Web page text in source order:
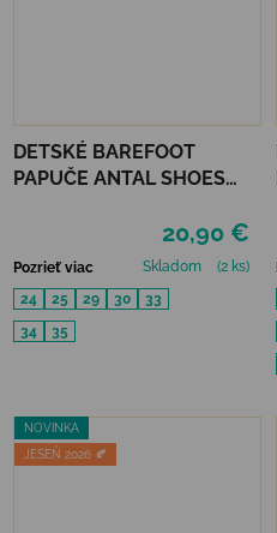
DETSKÉ BAREFOOT
PAPUČE ANTAL SHOES
20,90 €
Pozrieť viac Skladom
(2 ks)
24
25 29 30
33
34
35
NOVINKA
JESEŇ 2026 🍂